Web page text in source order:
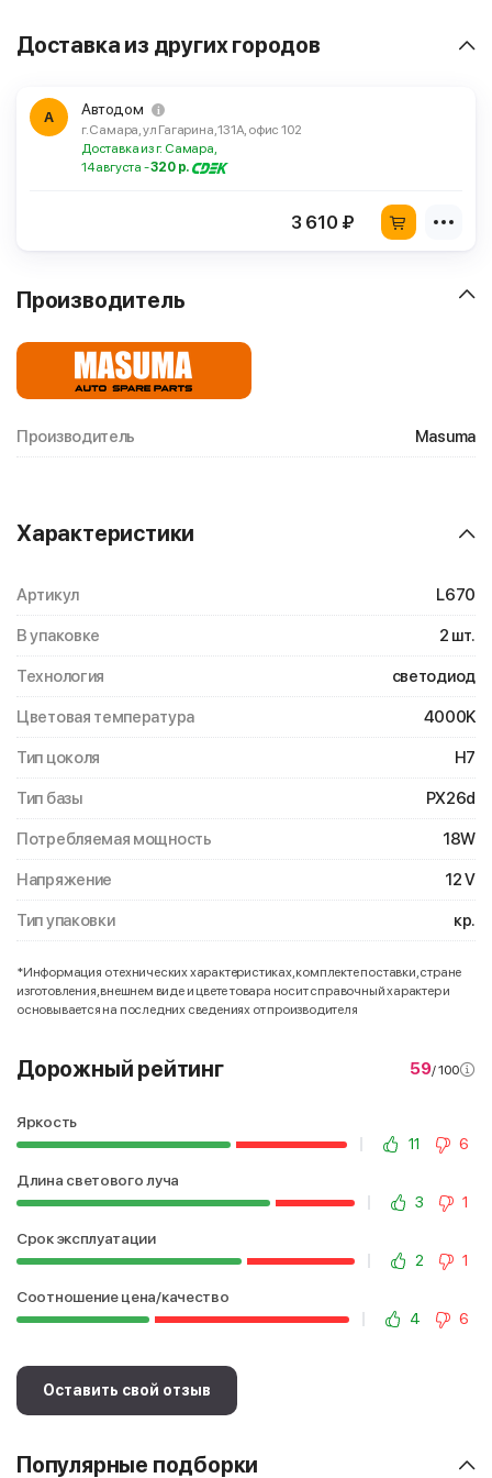
Доставка из других городов
А Автодом
г. Самара, ул Гагарина, 131А, офис 102
Доставка из г. Самара,
14 августа -320 р.
3 610 ₽
Производитель
Производитель Masuma
Характеристики
Артикул L670
В упаковке 2 шт.
Технология светодиод
Цветовая температура 4000K
Тип цоколя H7
Тип базы PX26d
Потребляемая мощность 18W
Напряжение 12 V
Тип упаковки кр.
*Информация о технических характеристиках, комплекте поставки, стране
изготовления, внешнем виде и цвете товара носит справочный характер и
основывается на последних сведениях от производителя
Дорожный рейтинг 59/ 100
Яркость
11
6
Длина светового луча
3
1
Срок эксплуатации
2
1
Соотношение цена/качество
4
6
Оставить свой отзыв
Популярные подборки